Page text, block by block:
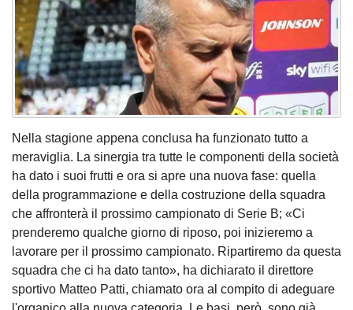
Nella stagione appena conclusa ha funzionato tutto a
meraviglia. La sinergia tra tutte le componenti della società
ha dato i suoi frutti e ora si apre una nuova fase: quella
della programmazione e della costruzione della squadra
che affronterà il prossimo campionato di Serie B; «Ci
prenderemo qualche giorno di riposo, poi inizieremo a
lavorare per il prossimo campionato. Ripartiremo da questa
squadra che ci ha dato tanto», ha dichiarato il direttore
sportivo Matteo Patti, chiamato ora al compito di adeguare